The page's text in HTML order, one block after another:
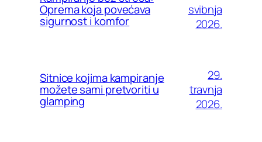
Oprema koja povećava
sigurnost i komfor
svibnja
2026.
Sitnice kojima kampiranje
možete sami pretvoriti u
glamping
29.
travnja
2026.